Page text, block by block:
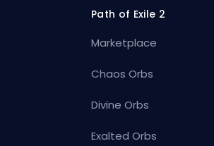
Path of Exile 2
Marketplace
Chaos Orbs
Divine Orbs
Exalted Orbs